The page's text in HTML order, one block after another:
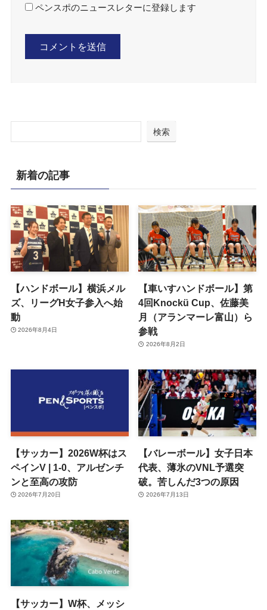
ペンスポのニュースレターに登録します
検索
新着の記事
【ハンドボール】横浜メル
ズ、リーグH女子参入へ始
動
2026年8月4日
【車いすハンドボール】第
4回Knockü Cup、佐藤美
月（アランマーレ富山）ら
参戦
2026年8月2日
【サッカー】2026W杯はス
ペインV | 1-0、アルゼンチ
ンと至高の攻防
2026年7月20日
【バレーボール】女子日本
代表、薄氷のVNL予選突
破。苦しんだ3つの原因
2026年7月13日
【サッカー】W杯、メッシ